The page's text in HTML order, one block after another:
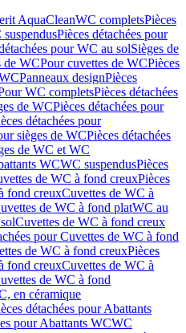
AquaCleanWC completsPièces
suspendusPièces détachées pour
pour WC au solSièges de
de WCPour cuvettes de WCPièces
Panneaux designPièces
WC completsPièces détachées
de WCPièces détachées pour
détachées pour
sièges de WCPièces détachées
de WC et WC
WCWC suspendusPièces
de WC à fond creuxPièces
fond creuxCuvettes de WC à
de WC à fond platWC au
Cuvettes de WC à fond creux
pour Cuvettes de WC à fond
de WC à fond creuxPièces
fond creuxCuvettes de WC à
de WC à fond
en céramique
détachées pour Abattants
pour Abattants WCWC